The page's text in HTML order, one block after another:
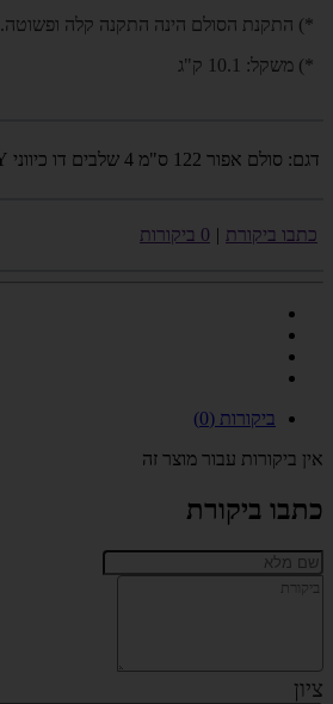
*) התקנת הסולם הינה התקנה קלה ופשוטה.
*) משקל: 10.1 ק"ג
דגם: סולם אפור 122 ס"מ 4 שלבים דו כיווני BESTWAY
כתבו ביקורת | 0 ביקורות
ביקורות (0)
אין ביקורות עבור מוצר זה
כתבו ביקורת
ציון